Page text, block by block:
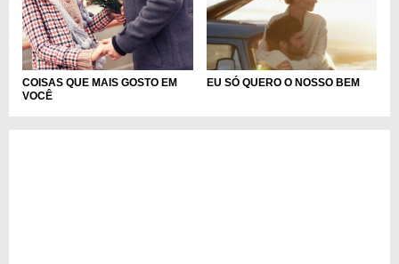
COISAS QUE MAIS GOSTO EM
VOCÊ
EU SÓ QUERO O NOSSO BEM